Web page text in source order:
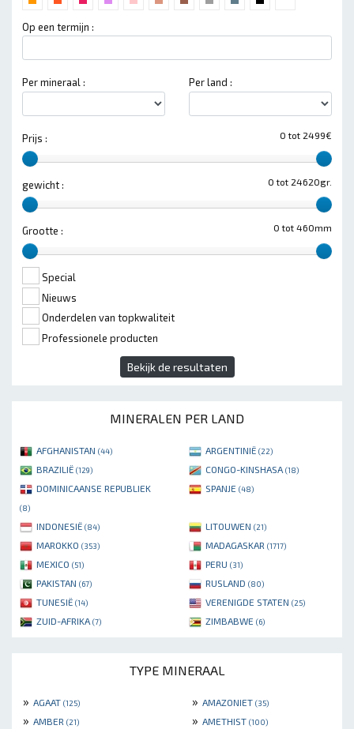
Op een termijn :
Per mineraal : Per land :
0 tot 2499€
Prijs :
0 tot 24620gr.
gewicht :
0 tot 460mm
Grootte :
Special
Nieuws
Onderdelen van topkwaliteit
Professionele producten
Bekijk de resultaten
MINERALEN PER LAND
AFGHANISTAN (44) ARGENTINIË (22)
BRAZILIË (129) CONGO-KINSHASA (18)
DOMINICAANSE REPUBLIEK
(8)
SPANJE (48)
INDONESIË (84) LITOUWEN (21)
MAROKKO (353) MADAGASKAR (1717)
MEXICO (51) PERU (31)
PAKISTAN (67) RUSLAND (80)
TUNESIË (14) VERENIGDE STATEN (25)
ZUID-AFRIKA (7) ZIMBABWE (6)
TYPE MINERAAL
» AGAAT (125) » AMAZONIET (35)
» AMBER (21) » AMETHIST (100)